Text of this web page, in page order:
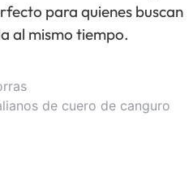
para quienes buscan
al mismo tiempo.
de cuero de canguro